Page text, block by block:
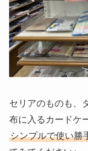
セリアのものも、
布に入るカードケ
シンプルで使い勝